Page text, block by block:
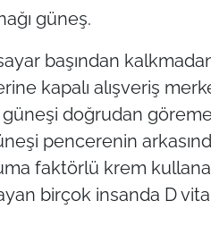
güneş.
başından
kapalı alışveriş
doğrudan
pencerenin
faktörlü krem
birçok insanda D